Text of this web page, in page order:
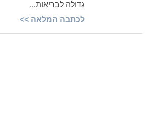
גדולה לבריאות...
לכתבה המלאה >>